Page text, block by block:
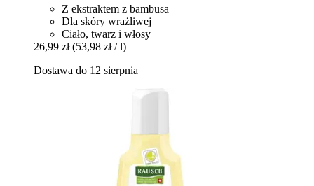
Z ekstraktem z bambusa
Dla skóry wrażliwej
Ciało, twarz i włosy
26,99 zł (53,98 zł / l)
Dostawa do 12 sierpnia